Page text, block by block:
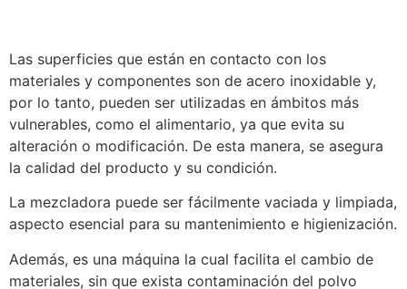
Las superficies que están en contacto con los
materiales y componentes son de acero inoxidable y,
por lo tanto, pueden ser utilizadas en ámbitos más
vulnerables, como el alimentario, ya que evita su
alteración o modificación. De esta manera, se asegura
la calidad del producto y su condición.
La mezcladora puede ser fácilmente vaciada y limpiada,
aspecto esencial para su mantenimiento e higienización.
Además, es una máquina la cual facilita el cambio de
materiales, sin que exista contaminación del polvo